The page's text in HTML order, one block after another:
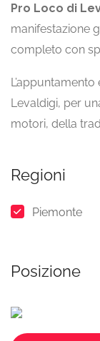
Pro Loco di
manifestazione
completo con
Levaldigi, per
motori, della
Regioni
Piemonte
Posizione